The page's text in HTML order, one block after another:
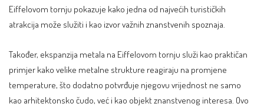
Eiffelovom tornju pokazuje kako jedna od najvećih turističkih
atrakcija može služiti i kao izvor važnih znanstvenih spoznaja.
Također, ekspanzija metala na Eiffelovom tornju služi kao praktičan
primjer kako velike metalne strukture reagiraju na promjene
temperature, što dodatno potvrđuje njegovu vrijednost ne samo
kao arhitektonsko čudo, već i kao objekt znanstvenog interesa. Ovo